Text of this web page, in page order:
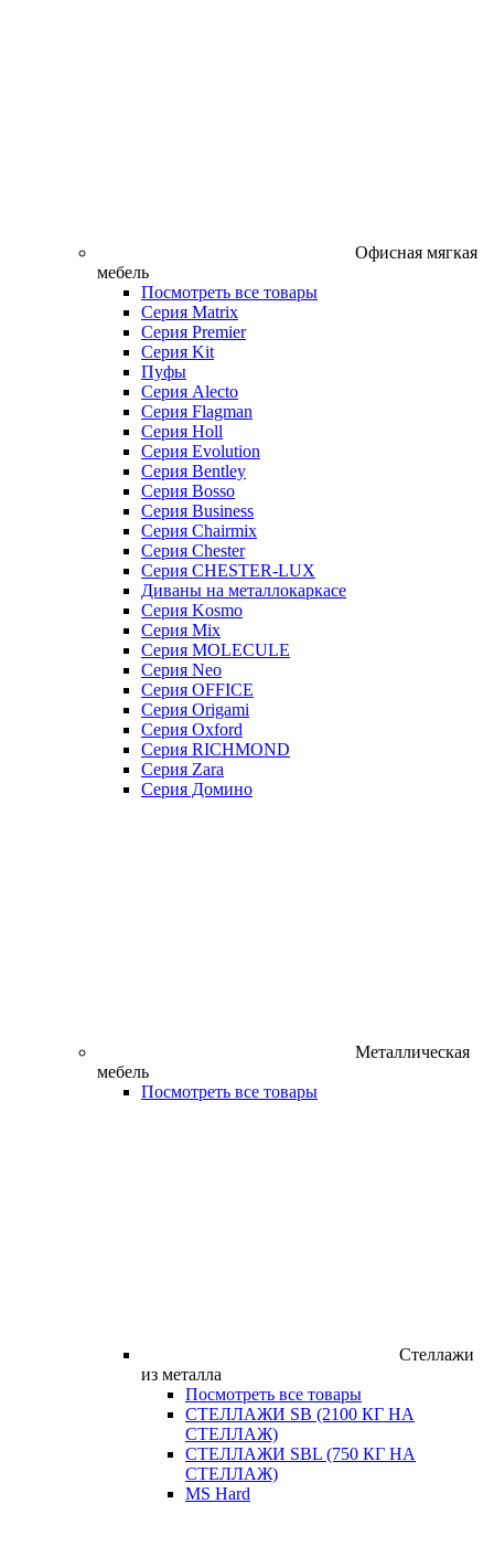
Офисная мягкая
мебель
Посмотреть все товары
Серия Matrix
Серия Premier
Серия Kit
Пуфы
Серия Alecto
Серия Flagman
Серия Holl
Серия Evolution
Серия Bentley
Серия Bosso
Серия Business
Серия Chairmix
Серия Chester
Серия CHESTER-LUX
Диваны на металлокаркасе
Серия Kosmo
Серия Mix
Серия MOLECULE
Серия Neo
Серия OFFICE
Серия Origami
Серия Oxford
Серия RICHMOND
Серия Zara
Серия Домино
Металлическая
мебель
Посмотреть все товары
Стеллажи
из металла
Посмотреть все товары
СТЕЛЛАЖИ SB (2100 КГ НА
СТЕЛЛАЖ)
СТЕЛЛАЖИ SBL (750 КГ НА
СТЕЛЛАЖ)
MS Hard